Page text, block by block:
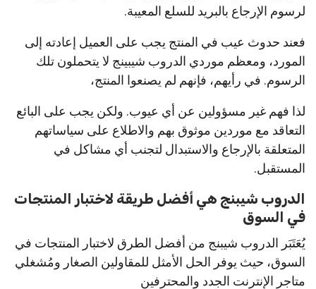
لرسوم الإرجاع بالبريد للسلع المعيبة.
فعند حدوث عيب في المنتج يجب على العميل إعادته إلى
المورد، ومعظم موردي الدروب شيبينج لا يتحملون تلك
الرسوم. في رأيهم، فإنهم لم يصنعوا المنتج،
لذا فهم غير مسؤولين عن أي عيوب. ولكن يجب على البائع
التعاقد مع موردين موثوق بهم والاطلاع على سياساتهم
المتعلقة بالإرجاع والاستبدال لتجنب أي مشاكل في
المستقبل.
الدروب شيبنج هي أفضل طريقة لاختبار المنتجات
في السوق
يُعَتَبَر الدروب شيبنج من أفضل الطرق لاختبار المنتجات في
السوق، حيث يوفر الحل الأمثل للمقاولين الصغار ومُشغلي
متاجر الإنترنت الجدد والمحترفين